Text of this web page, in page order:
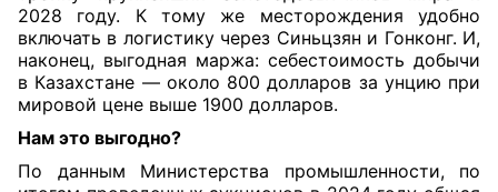
2028 году. К тому же месторождения удобно
включать в логистику через Синьцзян и Гонконг. И,
наконец, выгодная маржа: себестоимость добычи
в Казахстане — около 800 долларов за унцию при
мировой цене выше 1900 долларов.
Нам это выгодно?
По данным Министерства промышленности, по